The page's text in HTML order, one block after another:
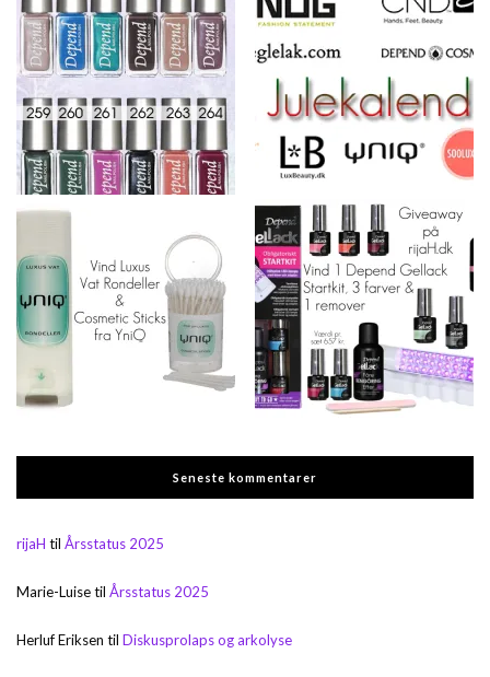
Seneste kommentarer
rijaH til Årsstatus 2025
Marie-Luisetil Årsstatus 2025
Herluf Eriksen til Diskusprolaps og arkolyse